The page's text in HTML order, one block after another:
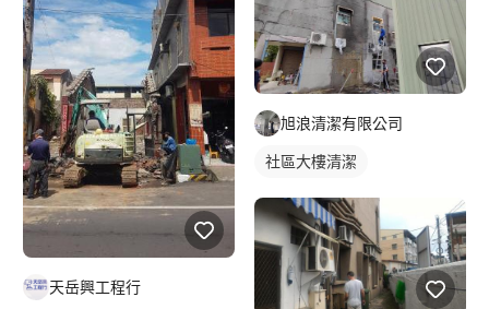
天岳興工程行
旭浪清潔有限公司
社區大樓清潔